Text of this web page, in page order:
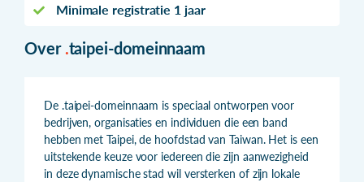
Minimale registratie 1 jaar
Over .taipei-domeinnaam
De .taipei-domeinnaam is speciaal ontworpen voor
bedrijven, organisaties en individuen die een band
hebben met Taipei, de hoofdstad van Taiwan. Het is een
uitstekende keuze voor iedereen die zijn aanwezigheid
in deze dynamische stad wil versterken of zijn lokale